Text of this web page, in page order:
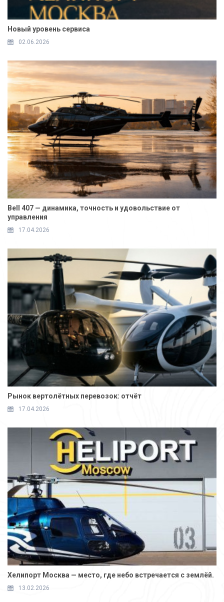
Новый уровень сервиса
02.06.2026
Bell 407 — динамика, точность и удовольствие от
управления
17.04.2026
Рынок вертолётных перевозок: отчёт
17.04.2026
Хелипорт Москва — место, где небо встречается с землёй.
13.02.2026